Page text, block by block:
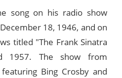
song on his radio show
18, 1946, and on
titled "The Frank Sinatra
1957. The show from
Bing Crosby and